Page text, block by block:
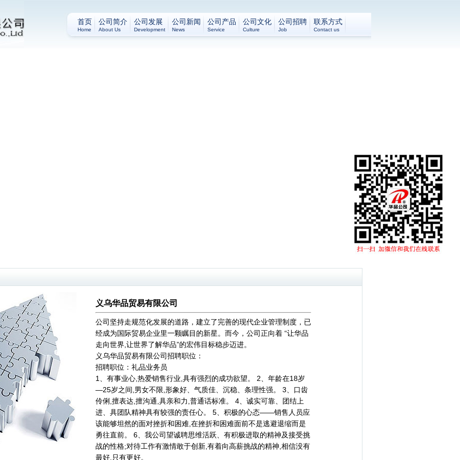
首页
Home
公司简介
About Us
公司发展
Development
公司新闻
News
公司产品
Service
公司文化
Culture
公司招聘
Job
联系方式
Contact us
义乌华品贸易有限公司
公司坚持走规范化发展的道路，建立了完善的现代企业管理制度，已
经成为国际贸易企业里一颗瞩目的新星。而今，公司正向着 “让华品
走向世界,让世界了解华品”的宏伟目标稳步迈进。
义乌华品贸易有限公司招聘职位：
招聘职位：礼品业务员
1、有事业心,热爱销售行业,具有强烈的成功欲望。 2、年龄在18岁
—25岁之间,男女不限,形象好、气质佳、沉稳、条理性强。 3、口齿
伶俐,擅表达,擅沟通,具亲和力,普通话标准。 4、诚实可靠、团结上
进、具团队精神具有较强的责任心。 5、积极的心态——销售人员应
该能够坦然的面对挫折和困难,在挫折和困难面前不是逃避退缩而是
勇往直前。 6、我公司望诚聘思维活跃、有积极进取的精神及接受挑
战的性格;对待工作有激情敢于创新,有着向高薪挑战的精神,相信没有
最好,只有更好。